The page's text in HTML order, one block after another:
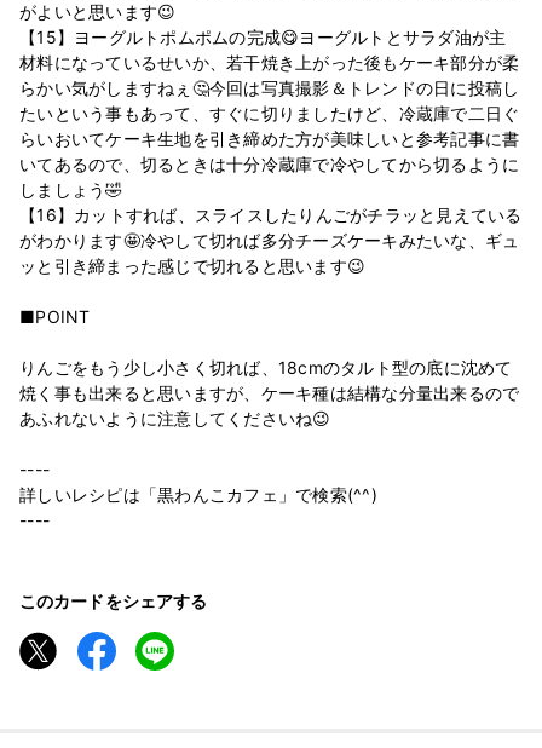
がよいと思います😉
【15】ヨーグルトポムポムの完成😋ヨーグルトとサラダ油が主
材料になっているせいか、若干焼き上がった後もケーキ部分が柔
らかい気がしますねぇ🤔今回は写真撮影＆トレンドの日に投稿し
たいという事もあって、すぐに切りましたけど、冷蔵庫で二日ぐ
らいおいてケーキ生地を引き締めた方が美味しいと参考記事に書
いてあるので、切るときは十分冷蔵庫で冷やしてから切るように
しましょう🤣
【16】カットすれば、スライスしたりんごがチラッと見えている
がわかります🤩冷やして切れば多分チーズケーキみたいな、ギュ
ッと引き締まった感じで切れると思います😉
■POINT
りんごをもう少し小さく切れば、18cmのタルト型の底に沈めて
焼く事も出来ると思いますが、ケーキ種は結構な分量出来るので
あふれないように注意してくださいね😉
----
詳しいレシピは「黒わんこカフェ」で検索(^^)
----
このカードをシェアする